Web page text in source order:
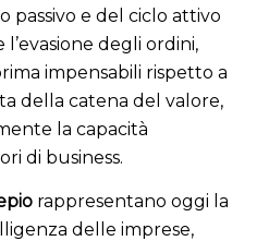
passivo e del ciclo attivo
degli ordini,
impensabili rispetto a
della catena del valore,
la capacità
di business.
rappresentano oggi la
delle imprese,